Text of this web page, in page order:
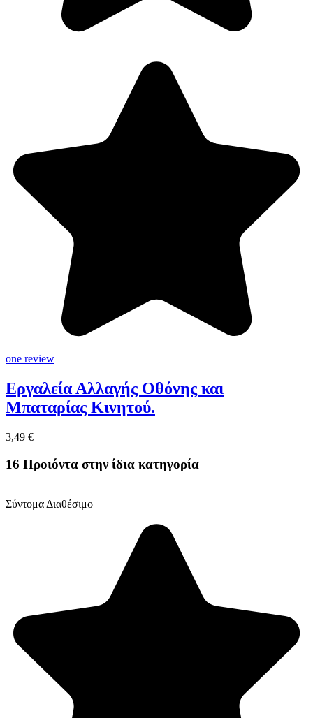
one review
Εργαλεία Αλλαγής Οθόνης και
Μπαταρίας Κινητού.
3,49 €
16 Προιόντα στην ίδια κατηγορία
Σύντομα Διαθέσιμο